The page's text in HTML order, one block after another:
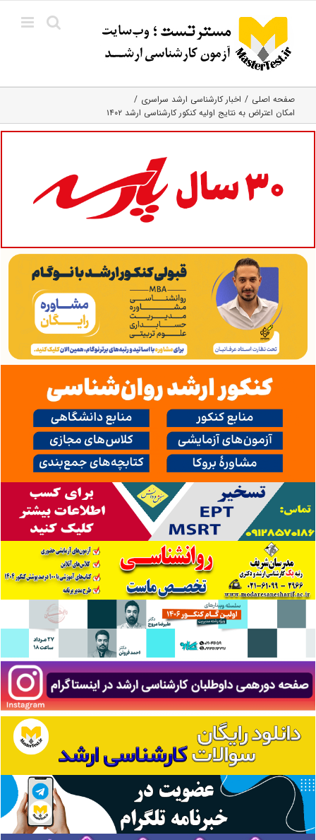
content
صفحه اصلی
اخبار کارشناسی ارشد سراسری
امکان اعتراض به نتایج اولیه کنکور کارشناسی ارشد ۱۴۰۲